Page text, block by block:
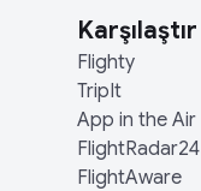
Karşılaştır
Flighty
TripIt
App in the Air
FlightRadar24
FlightAware